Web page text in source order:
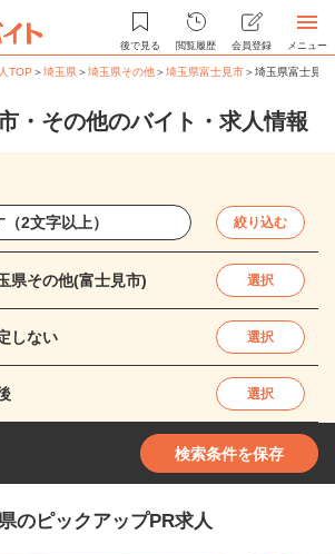
後で見る 閲覧履歴 会員登録 メニュー
TOP ＞埼玉県＞埼玉県その他＞埼玉県富士見市＞埼玉県富士見
・その他のバイト・求人情報
絞り込む
県その他(富士見市) 選択
しない 選択
選択
検索条件を保存
のピックアップPR求人